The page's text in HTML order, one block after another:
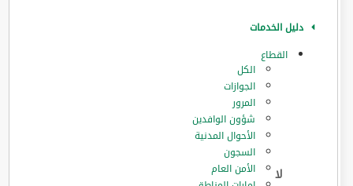
دليل الخدمات
القطاع
الكل
الجوازات
المرور
‏شؤون الوافدين
الأحوال المدنية
السجون
الأمن العام